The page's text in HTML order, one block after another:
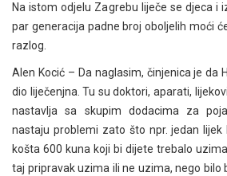
Na istom odjelu Zagrebu liječe se djeca i
par generacija padne broj oboljelih moći
razlog.
Alen Kocić – Da naglasim, činjenica je da
dio liječenjna. Tu su doktori, aparati,
nastavlja sa skupim dodacima za
nastaju problemi zato što npr. jedan lijek
košta 600 kuna koji bi dijete trebalo
taj pripravak uzima ili ne uzima, nego bilo